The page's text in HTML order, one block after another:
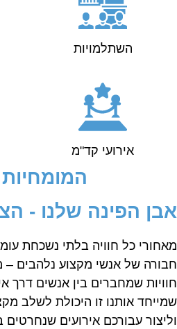
השתלמויות
אירועי קד"מ
המומחיות
הפינה שלנו -
כל חוויה בלתי נשכחת
של אנשי מקצוע נלהבים –
שמחברים בין אנשים דרך
אותנו זו היכולת לשלב
עבורכם אירועים שנחרטים